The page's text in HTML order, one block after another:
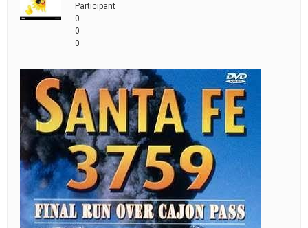
Participant
0
0
0